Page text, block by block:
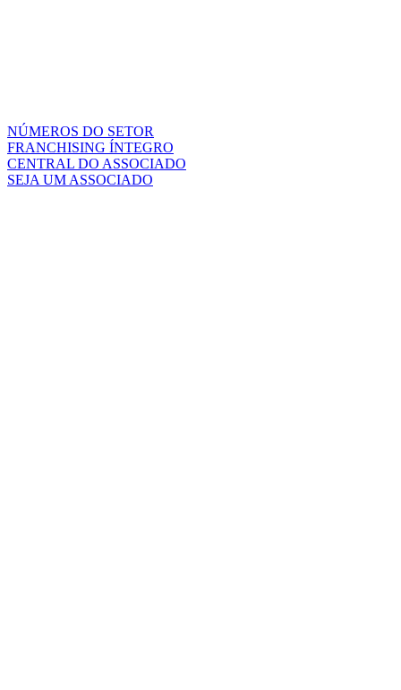
NÚMEROS DO SETOR
FRANCHISING ÍNTEGRO
CENTRAL DO ASSOCIADO
SEJA UM ASSOCIADO